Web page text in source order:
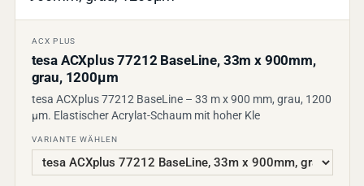
ACX PLUS
tesa ACXplus 77212 BaseLine, 33m x 900mm,
grau, 1200µm
tesa ACXplus 77212 BaseLine – 33 m x 900 mm, grau, 1200
µm. Elastischer Acrylat-Schaum mit hoher Kle
VARIANTE WÄHLEN